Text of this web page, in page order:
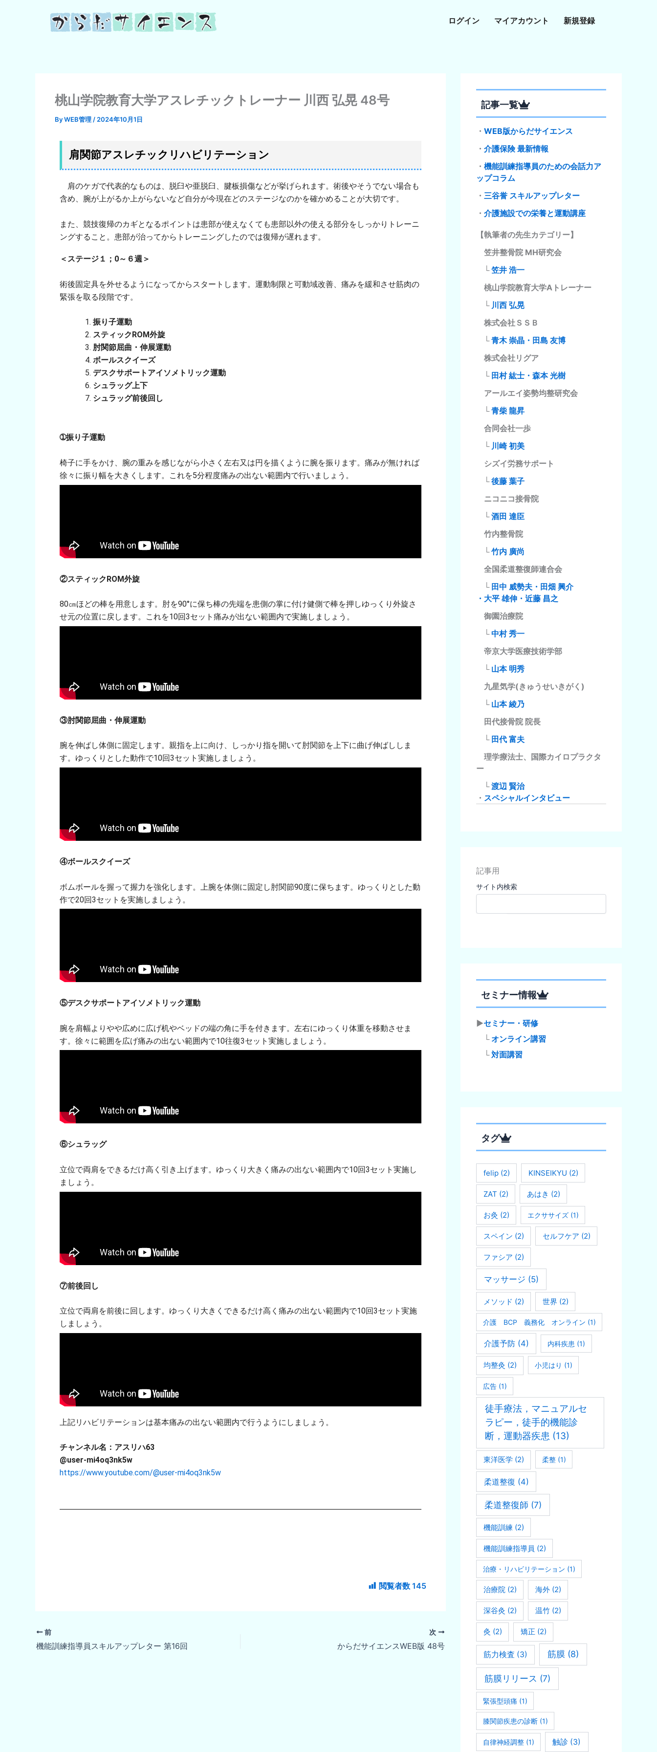
ログイン マイアカウント 新規登録
桃山学院教育大学アスレチックトレーナー 川西 弘晃 48号
ByWEB管理 / 2024年10月1日
肩関節アスレチックリハビリテーション
肩のケガで代表的なものは、脱臼や亜脱臼、腱板損傷などが挙げられます。術後やそうでない場合も
含め、腕が上がるか上がらないなど自分が今現在どのステージなのかを確かめることが大切です。
また、競技復帰のカギとなるポイントは患部が使えなくても患部以外の使える部分をしっかりトレーニ
ングすること。患部が治ってからトレーニングしたのでは復帰が遅れます。
＜ステージ１；0～６週＞
術後固定具を外せるようになってからスタートします。運動制限と可動域改善、痛みを緩和させ筋肉の
緊張を取る段階です。
振り子運動
スティックROM外旋
肘関節屈曲・伸展運動
ボールスクイーズ
デスクサポートアイソメトリック運動
シュラッグ上下
シュラッグ前後回し
➀振り子運動
椅子に手をかけ、腕の重みを感じながら小さく左右又は円を描くように腕を振ります。痛みが無ければ
徐々に振り幅を大きくします。これを5分程度痛みの出ない範囲内で行いましょう。
②スティックROM外旋
80㎝ほどの棒を用意します。肘を90°に保ち棒の先端を患側の掌に付け健側で棒を押しゆっくり外旋さ
せ元の位置に戻します。これを10回3セット痛みが出ない範囲内で実施しましょう。
③肘関節屈曲・伸展運動
腕を伸ばし体側に固定します。親指を上に向け、しっかり指を開いて肘関節を上下に曲げ伸ばししま
す。ゆっくりとした動作で10回3セット実施しましょう。
④ボールスクイーズ
ボムボールを握って握力を強化します。上腕を体側に固定し肘関節90度に保ちます。ゆっくりとした動
作で20回3セットを実施しましょう。
⑤デスクサポートアイソメトリック運動
腕を肩幅よりやや広めに広げ机やベッドの端の角に手を付きます。左右にゆっくり体重を移動させま
す。徐々に範囲を広げ痛みの出ない範囲内で10往復3セット実施しましょう。
⑥シュラッグ
立位で両肩をできるだけ高く引き上げます。ゆっくり大きく痛みの出ない範囲内で10回3セット実施し
ましょう。
⑦前後回し
立位で両肩を前後に回します。ゆっくり大きくできるだけ高く痛みの出ない範囲内で10回3セット実施
しましょう。
上記リハビリテーションは基本痛みの出ない範囲内で行うようにしましょう。
チャンネル名：アスリハ63
@user-mi4oq3nk5w
https://www.youtube.com/@user-mi4oq3nk5w
閲覧者数 145
前
機能訓練指導員スキルアップレター 第16回
次
からだサイエンスWEB版 48号
記事一覧
・ WEB版からだサイエンス
・ 介護保険 最新情報
・ 機能訓練指導員のための会話力ア
ップコラム
・ 三谷誉 スキルアップレター
・ 介護施設での栄養と運動講座
【執筆者の先生カテゴリー】
笠井整骨院 MH研究会
└笠井 浩一
桃山学院教育大学Aトレーナー
└ 川西 弘晃
株式会社ＳＳＢ
└青木 崇晶・田島 友博
株式会社リグア
└ 田村 紘士・森本 光樹
アールエイ姿勢均整研究会
└青柴 龍昇
合同会社一歩
└ 川崎 初美
シズイ労務サポート
└後藤 葉子
ニコニコ接骨院
└酒田 達臣
竹内整骨院
└竹内 廣尚
全国柔道整復師連合会
└ 田中 威勢夫・田畑 興介
・大平 雄伸・近藤 昌之
御園治療院
└中村 秀一
帝京大学医療技術学部
└ 山本 明秀
九星気学(きゅうせいきがく)
└ 山本 綾乃
田代接骨院 院長
└ 田代 富夫
理学療法士、国際カイロプラクタ
ー
└渡辺 賢治
・ スペシャルインタビュー
記事用
サイト内検索
セミナー情報
▶セミナー・研修
└オンライン講習
└対面講習
タグ
felip(2) KINSEIKYU (2)
ZAT (2) あはき (2)
お灸 (2) エクササイズ(1)
スペイン (2) セルフケア (2)
ファシア (2)
マッサージ (5)
メソッド (2) 世界 (2)
介護 BCP 義務化 オンライン (1)
介護予防(4) 内科疾患 (1)
均整灸 (2) 小児はり (1)
広告(1)
徒手療法，マニュアルセ
ラピー，徒手的機能診
断，運動器疾患 (13)
東洋医学(2) 柔整(1)
柔道整復 (4)
柔道整復師 (7)
機能訓練(2)
機能訓練指導員 (2)
治療・リハビリテーション (1)
治療院(2) 海外(2)
深谷灸 (2) 温竹(2)
灸 (2) 矯正 (2)
筋力検査 (3) 筋膜 (8)
筋膜リリース (7)
緊張型頭痛 (1)
膝関節疾患の診断(1)
自律神経調整(1) 触診 (3)